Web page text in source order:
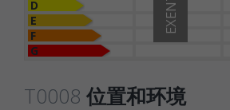
D
E
F
G
T0008 位置和环境